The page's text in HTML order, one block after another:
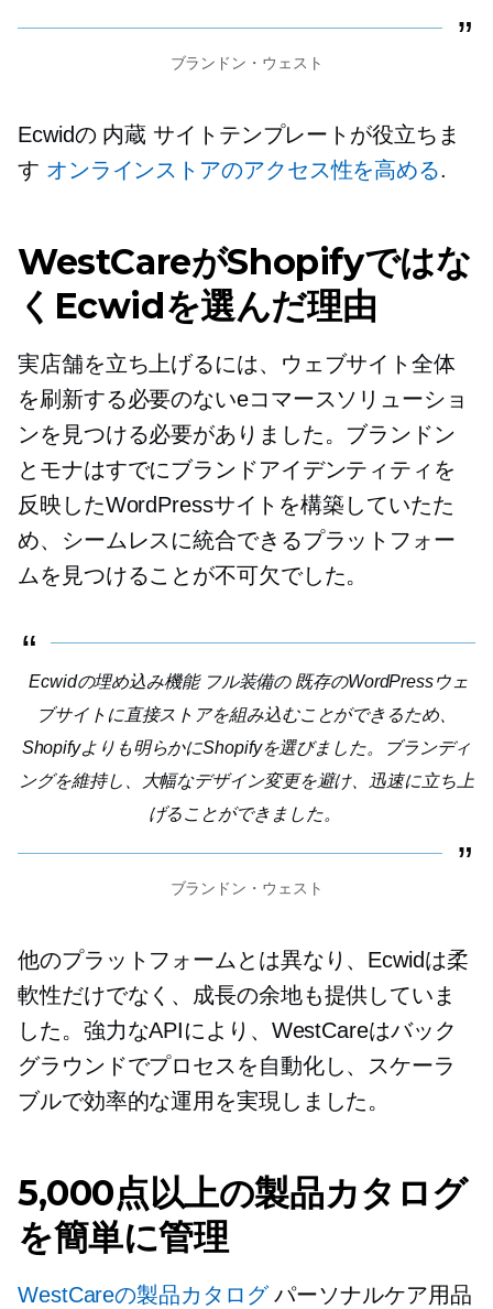
ブランドン・ウェスト
Ecwidの 内蔵 サイトテンプレートが役立ちま
す オンラインストアのアクセス性を高める.
WestCareがShopifyではな
くEcwidを選んだ理由
実店舗を立ち上げるには、ウェブサイト全体
を刷新する必要のないeコマースソリューショ
ンを見つける必要がありました。ブランドン
とモナはすでにブランドアイデンティティを
反映したWordPressサイトを構築していたた
め、シームレスに統合できるプラットフォー
ムを見つけることが不可欠でした。
Ecwidの埋め込み機能 フル装備の既存のWordPressウェ
ブサイトに直接ストアを組み込むことができるため、
Shopifyよりも明らかにShopifyを選びました。ブランディ
ングを維持し、大幅なデザイン変更を避け、迅速に立ち上
げることができました。
ブランドン・ウェスト
他のプラットフォームとは異なり、Ecwidは柔
軟性だけでなく、成長の余地も提供していま
した。強力なAPIにより、WestCareはバック
グラウンドでプロセスを自動化し、スケーラ
ブルで効率的な運用を実現しました。
5,000点以上の製品カタログ
を簡単に管理
WestCareの製品カタログパーソナルケア用品